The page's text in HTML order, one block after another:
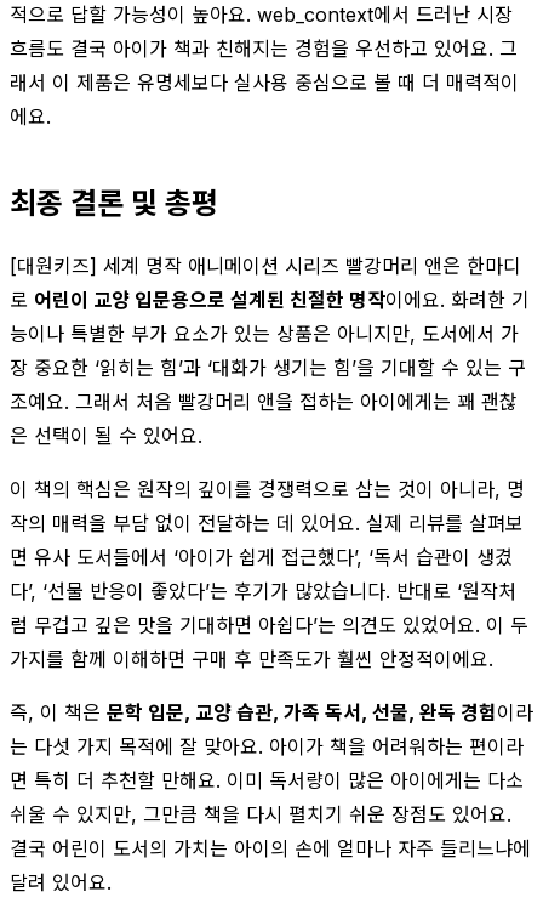
적으로 답할 가능성이 높아요. web_context에서 드러난 시장
흐름도 결국 아이가 책과 친해지는 경험을 우선하고 있어요. 그
래서 이 제품은 유명세보다 실사용 중심으로 볼 때 더 매력적이
에요.
최종 결론 및 총평
[대원키즈] 세계 명작 애니메이션 시리즈 빨강머리 앤은 한마디
로 어린이 교양 입문용으로 설계된 친절한 명작이에요. 화려한 기
능이나 특별한 부가 요소가 있는 상품은 아니지만, 도서에서 가
장 중요한 ‘읽히는 힘’과 ‘대화가 생기는 힘’을 기대할 수 있는 구
조예요. 그래서 처음 빨강머리 앤을 접하는 아이에게는 꽤 괜찮
은 선택이 될 수 있어요.
이 책의 핵심은 원작의 깊이를 경쟁력으로 삼는 것이 아니라, 명
작의 매력을 부담 없이 전달하는 데 있어요. 실제 리뷰를 살펴보
면 유사 도서들에서 ‘아이가 쉽게 접근했다’, ‘독서 습관이 생겼
다’, ‘선물 반응이 좋았다’는 후기가 많았습니다. 반대로 ‘원작처
럼 무겁고 깊은 맛을 기대하면 아쉽다’는 의견도 있었어요. 이 두
가지를 함께 이해하면 구매 후 만족도가 훨씬 안정적이에요.
즉, 이 책은 문학 입문, 교양 습관, 가족 독서, 선물, 완독 경험이라
는 다섯 가지 목적에 잘 맞아요. 아이가 책을 어려워하는 편이라
면 특히 더 추천할 만해요. 이미 독서량이 많은 아이에게는 다소
쉬울 수 있지만, 그만큼 책을 다시 펼치기 쉬운 장점도 있어요.
결국 어린이 도서의 가치는 아이의 손에 얼마나 자주 들리느냐에
달려 있어요.